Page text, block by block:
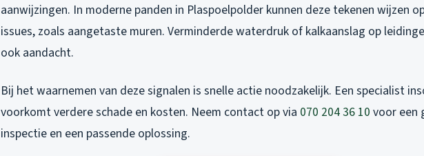
aanwijzingen. In moderne panden in Plaspoelpolder kunnen deze tekenen wijzen
issues, zoals aangetaste muren. Verminderde waterdruk of kalkaanslag op
ook aandacht.
Bij het waarnemen van deze signalen is snelle actie noodzakelijk. Een specialist
voorkomt verdere schade en kosten. Neem contact op via 070 204 36 10 voor een
inspectie en een passende oplossing.